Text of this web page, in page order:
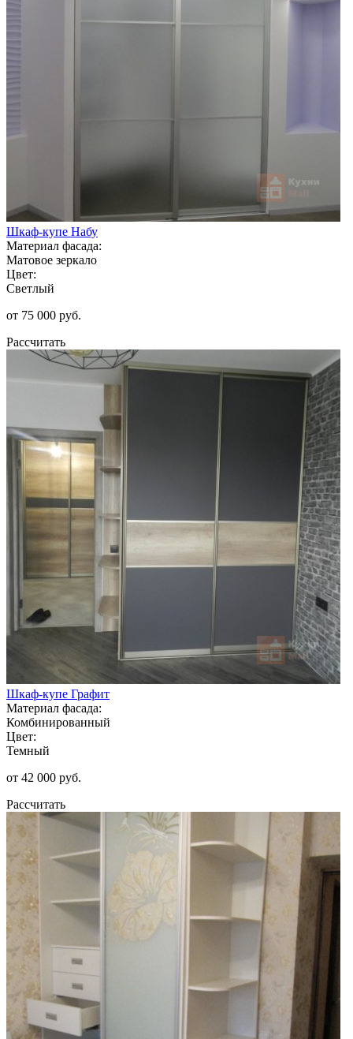
Шкаф-купе Набу
Материал фасада:
Матовое зеркало
Цвет:
Светлый
от 75 000 руб.
Рассчитать
Шкаф-купе Графит
Материал фасада:
Комбинированный
Цвет:
Темный
от 42 000 руб.
Рассчитать